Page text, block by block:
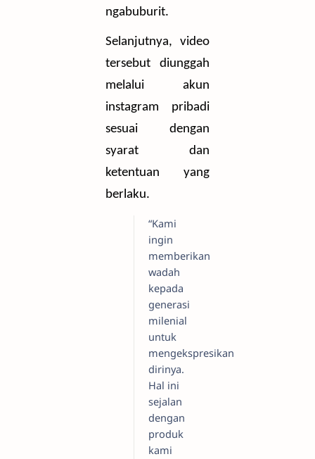
ngabuburit.
Selanjutnya, video
tersebut diunggah
melalui akun
instagram pribadi
sesuai dengan
syarat dan
ketentuan yang
berlaku.
“Kami
ingin
memberikan
wadah
kepada
generasi
milenial
untuk
mengekspresikan
dirinya.
Hal ini
sejalan
dengan
produk
kami